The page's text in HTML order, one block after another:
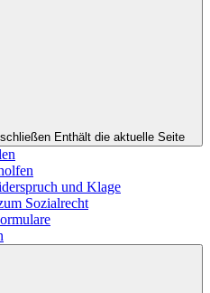
Enthält die aktuelle Seite
und Klage
Sozialrecht